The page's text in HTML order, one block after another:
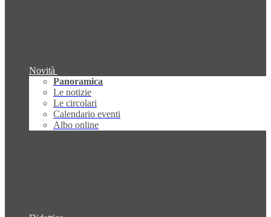
Novità
Panoramica
Le notizie
Le circolari
Calendario eventi
Albo online